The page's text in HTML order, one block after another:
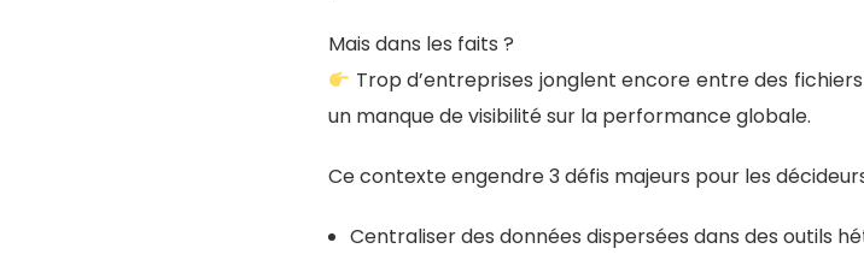
Mais dans les faits ?
Trop d’entreprises jonglent encore entre des
un manque de visibilité sur la performance globale.
Ce contexte engendre 3 défis majeurs pour les décideurs
Centraliser des données dispersées dans des outils